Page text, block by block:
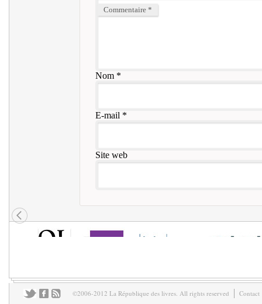
Commentaire *
Nom*
E-mail *
Site web
©2006-2012 La République des livres. All rights reserved Contact